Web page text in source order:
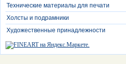
Технические материалы для печати
Холсты и подрамники
Художественные принадлежности